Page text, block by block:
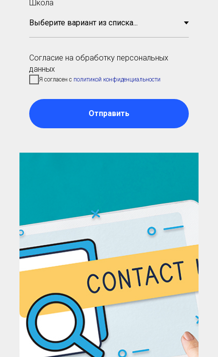
Школа
Согласие на обработку персональных
данных
Я согласен с политикой конфиденциальности
Отправить